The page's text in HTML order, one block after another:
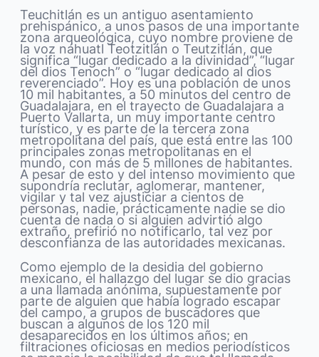
Teuchitlán es un antiguo asentamiento
prehispánico, a unos pasos de una importante
zona arqueológica, cuyo nombre proviene de
la voz náhuatl Teotzitlán o Teutzitlán, que
significa “lugar dedicado a la divinidad”, “lugar
del dios Tenoch” o “lugar dedicado al dios
reverenciado”. Hoy es una población de unos
10 mil habitantes, a 50 minutos del centro de
Guadalajara, en el trayecto de Guadalajara a
Puerto Vallarta, un muy importante centro
turístico, y es parte de la tercera zona
metropolitana del país, que está entre las 100
principales zonas metropolitanas en el
mundo, con más de 5 millones de habitantes.
A pesar de esto y del intenso movimiento que
supondría reclutar, aglomerar, mantener,
vigilar y tal vez ajusticiar a cientos de
personas, nadie, prácticamente nadie se dio
cuenta de nada o si alguien advirtió algo
extraño, prefirió no notificarlo, tal vez por
desconfianza de las autoridades mexicanas.
Como ejemplo de la desidia del gobierno
mexicano, el hallazgo del lugar se dio gracias
a una llamada anónima, supuestamente por
parte de alguien que había logrado escapar
del campo, a grupos de buscadores que
buscan a algunos de los 120 mil
desaparecidos en los últimos años; en
filtraciones oficiosas en medios periodísticos